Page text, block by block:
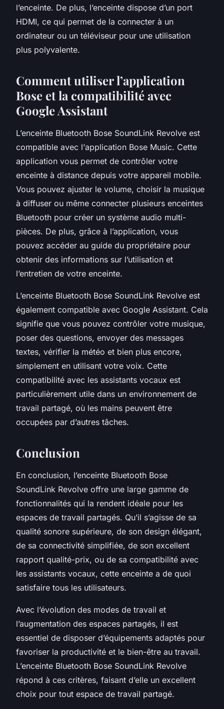
l’enceinte. De plus, l’enceinte dispose d’un port
HDMI, ce qui permet de la connecter à un
ordinateur ou un téléviseur pour une utilisation
plus polyvalente.
Comment utiliser l’application
Bose et la compatibilité avec
Google Assistant
L’enceinte Bluetooth Bose SoundLink Revolve est
compatible avec l’application Bose Music. Cette
application vous permet de contrôler votre
enceinte à distance depuis votre appareil mobile.
Vous pouvez ajuster le volume, choisir la musique
à diffuser ou même connecter plusieurs enceintes
Bluetooth pour créer un système audio multi-
pièces. De plus, grâce à l’application, vous
pouvez accéder au guide du propriétaire pour
obtenir des informations sur l’utilisation et
l’entretien de votre enceinte.
L’enceinte Bluetooth Bose SoundLink Revolve est
également compatible avec Google Assistant. Cela
signifie que vous pouvez contrôler votre musique,
poser des questions, envoyer des messages
textes, vérifier la météo et bien plus encore,
simplement en utilisant votre voix. Cette
compatibilité avec les assistants vocaux est
particulièrement utile dans un environnement de
travail partagé, où les mains peuvent être
occupées par d’autres tâches.
Conclusion
En conclusion, l’enceinte Bluetooth Bose
SoundLink Revolve offre une large gamme de
fonctionnalités qui la rendent idéale pour les
espaces de travail partagés. Qu’il s’agisse de sa
qualité sonore supérieure, de son design élégant,
de sa connectivité simplifiée, de son excellent
rapport qualité-prix, ou de sa compatibilité avec
les assistants vocaux, cette enceinte a de quoi
satisfaire tous les utilisateurs.
Avec l’évolution des modes de travail et
l’augmentation des espaces partagés, il est
essentiel de disposer d’équipements adaptés pour
favoriser la productivité et le bien-être au travail.
L’enceinte Bluetooth Bose SoundLink Revolve
répond à ces critères, faisant d’elle un excellent
choix pour tout espace de travail partagé.